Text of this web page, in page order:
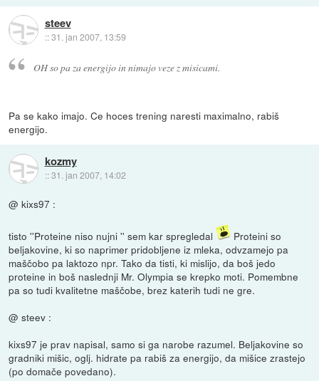
steev
::31. jan 2007, 13:59
OH so pa za energijo in nimajo veze z misicami.
Pa se kako imajo. Ce hoces trening naresti maximalno, rabiš
energijo.
kozmy
::31. jan 2007, 14:02
@ kixs97 :
tisto ''Proteine niso nujni '' sem kar spregledal
Proteini so
beljakovine, ki so naprimer pridobljene iz mleka, odvzamejo pa
maščobo pa laktozo npr. Tako da tisti, ki mislijo, da boš jedo
proteine in boš naslednji Mr. Olympia se krepko moti. Pomembne
pa so tudi kvalitetne maščobe, brez katerih tudi ne gre.
@ steev :
kixs97 je prav napisal, samo si ga narobe razumel. Beljakovine so
gradniki mišic, oglj. hidrate pa rabiš za energijo, da mišice zrastejo
(po domače povedano).